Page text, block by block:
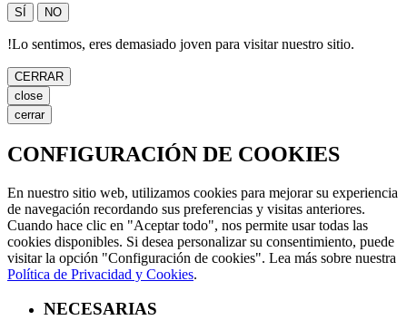
SÍ NO
!Lo sentimos, eres demasiado joven para visitar nuestro sitio.
CERRAR
close
cerrar
CONFIGURACIÓN DE COOKIES
En nuestro sitio web, utilizamos cookies para mejorar su experiencia
de navegación recordando sus preferencias y visitas anteriores.
Cuando hace clic en "Aceptar todo", nos permite usar todas las
cookies disponibles. Si desea personalizar su consentimiento, puede
visitar la opción "Configuración de cookies". Lea más sobre nuestra
Política de Privacidad y Cookies.
NECESARIAS